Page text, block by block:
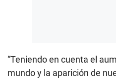
“Teniendo en cuenta el
mundo y la aparición de